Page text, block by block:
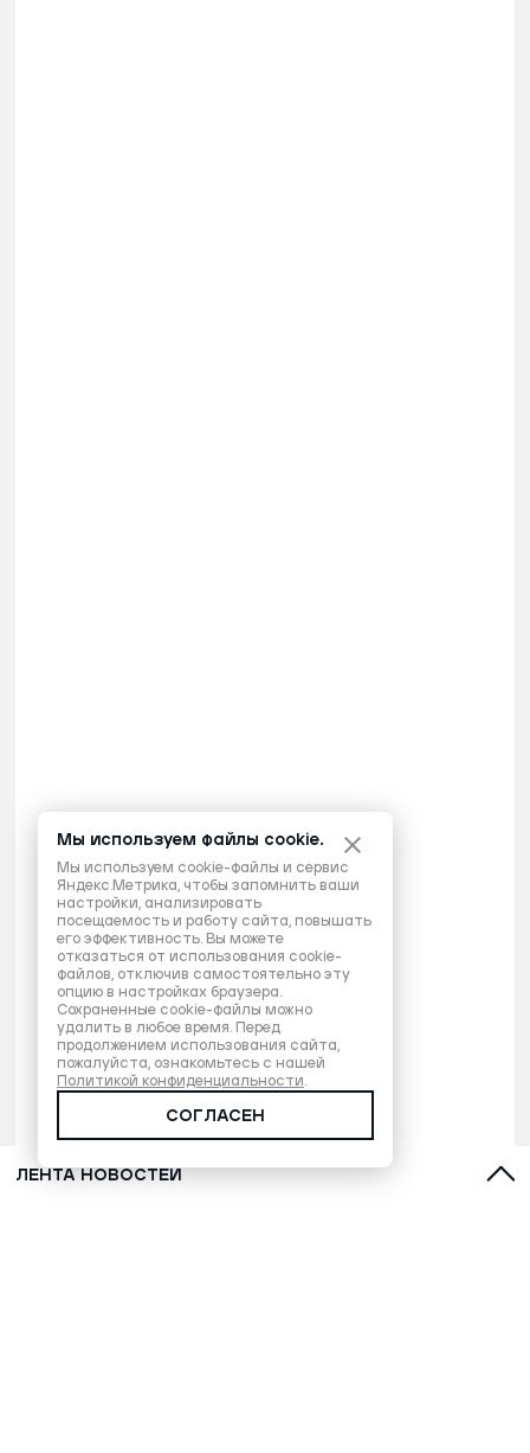
ЛЕНТА НОВОСТЕЙ
Мы используем файлы cookie.
Мы используем cookie-файлы и сервис
Яндекс.Метрика, чтобы запомнить ваши
настройки, анализировать
посещаемость и работу сайта, повышать
его эффективность. Вы можете
отказаться от использования cookie-
файлов, отключив самостоятельно эту
опцию в настройках браузера.
Сохраненные cookie-файлы можно
удалить в любое время. Перед
продолжением использования сайта,
пожалуйста, ознакомьтесь с нашей
Политикой конфиденциальности.
СОГЛАСЕН